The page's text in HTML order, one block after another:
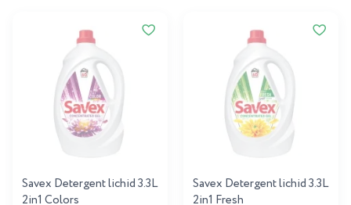
Savex Detergent lichid 3.3L
2in1 Colors
Savex Detergent lichid 3.3L
2in1 Fresh